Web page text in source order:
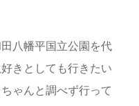
八幡平国立公園を代
きとしても行きたい
ゃんと調べず行って